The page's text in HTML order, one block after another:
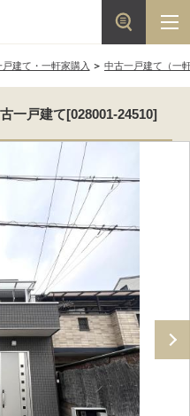
戸建て・一軒家購入 中古一戸建て（一
一戸建て[028001-24510]